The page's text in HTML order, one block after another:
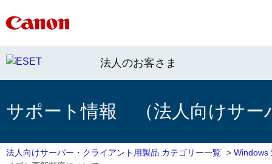
法人のお客さま
サポート情報 （法人向けサー
法人向けサーバー・クライアント用製品 カテゴリー一覧 > Windows